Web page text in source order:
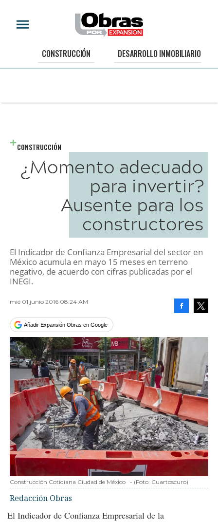
CONSTRUCCIÓN DESARROLLO INMOBILIARIO
CONSTRUCCIÓN
¿Momento adecuado
para invertir?
Ausente para los
constructores
El Indicador de Confianza Empresarial del sector en
México acumula en mayo 15 meses en terreno
negativo, de acuerdo con cifras publicadas por el
INEGI.
mié 01 junio 2016 08:24 AM
Añadir Expansión Obras en Google
Construcción Cotidiana Ciudad de México - (Foto: Cuartoscuro)
Redacción Obras
El Indicador de Confianza Empresarial de la